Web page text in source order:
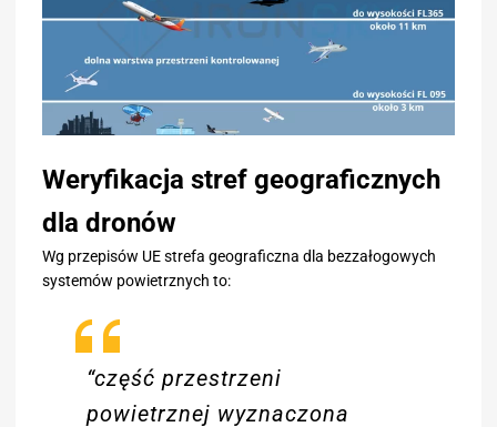
Weryfikacja stref geograficznych
dla dronów
Wg przepisów UE strefa geograficzna dla bezzałogowych
systemów powietrznych to:
“część przestrzeni
powietrznej wyznaczona